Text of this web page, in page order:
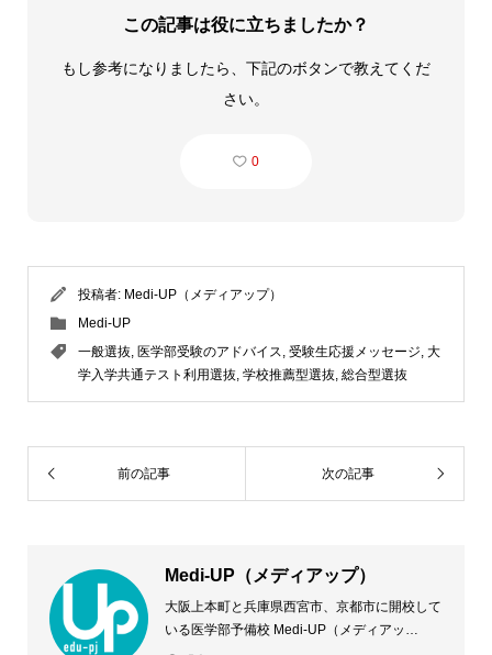
この記事は役に立ちましたか？
もし参考になりましたら、下記のボタンで教えてくだ
さい。
0
投稿者: Medi-UP（メディアップ）
Medi-UP
一般選抜 医学部受験のアドバイス 受験生応援メッセージ 大
学入学共通テスト利用選抜 学校推薦型選抜 総合型選抜
前の記事 次の記事
Medi-UP（メディアップ）
大阪上本町と兵庫県西宮市、京都市に開校して
いる医学部予備校 Medi-UP（メディアッ